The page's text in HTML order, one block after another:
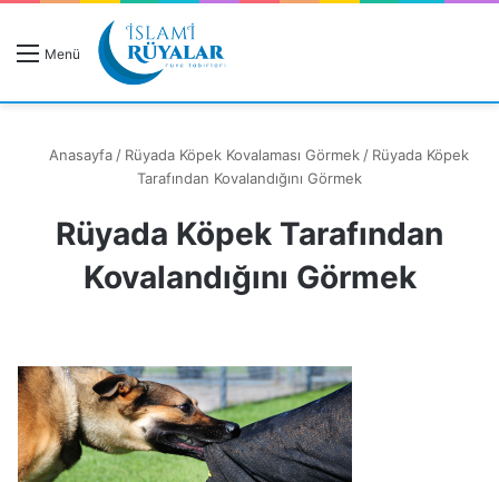
Menü
Anasayfa / Rüyada Köpek Kovalaması Görmek / Rüyada Köpek
Tarafından Kovalandığını Görmek
Rüyada Köpek Tarafından
Kovalandığını Görmek
Rüyanızı Arayın